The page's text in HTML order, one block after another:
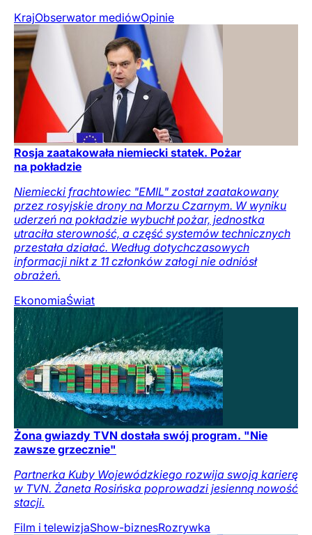
KrajObserwator mediówOpinie
Rosja zaatakowała niemiecki statek. Pożar
na pokładzie
Niemiecki frachtowiec "EMIL" został zaatakowany
przez rosyjskie drony na Morzu Czarnym. W wyniku
uderzeń na pokładzie wybuchł pożar, jednostka
utraciła sterowność, a część systemów technicznych
przestała działać. Według dotychczasowych
informacji nikt z 11 członków załogi nie odniósł
obrażeń.
EkonomiaŚwiat
Żona gwiazdy TVN dostała swój program. "Nie
zawsze grzecznie"
Partnerka Kuby Wojewódzkiego rozwija swoją karierę
w TVN. Żaneta Rosińska poprowadzi jesienną nowość
stacji.
Film i telewizjaShow-biznesRozrywka